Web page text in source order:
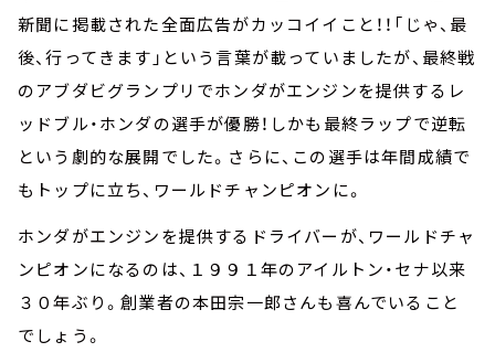
新聞に掲載された全面広告がカッコイイこと！！「じゃ、最
後、行ってきます」という言葉が載っていましたが、最終戦
のアブダビグランプリでホンダがエンジンを提供するレ
ッドブル・ホンダの選手が優勝！しかも最終ラップで逆転
という劇的な展開でした。さらに、この選手は年間成績で
もトップに立ち、ワールドチャンピオンに。
ホンダがエンジンを提供するドライバーが、ワールドチャ
ンピオンになるのは、１９９１年のアイルトン・セナ以来
３０年ぶり。創業者の本田宗一郎さんも喜んでいること
でしょう。